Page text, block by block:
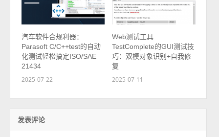
汽车软件合规利器：
Parasoft C/C++test的自动
化测试轻松搞定ISO/SAE
21434
2025-07-22
Web测试工具
TestComplete的GUI测试技
巧：双模对象识别+自我修
复
2025-07-11
发表评论